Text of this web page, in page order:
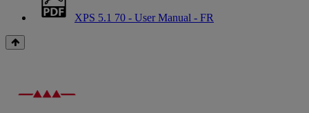
XPS 5.1 70 - User Manual - FR